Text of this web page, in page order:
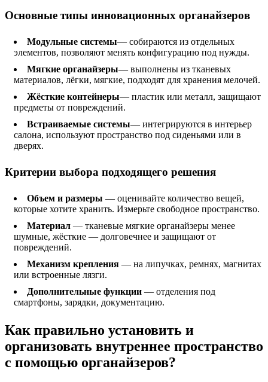
Основные типы инновационных органайзеров
Модульные системы— собираются из отдельных
элементов, позволяют менять конфигурацию под нужды.
Мягкие органайзеры— выполнены из тканевых
материалов, лёгки, мягкие, подходят для хранения мелочей.
Жёсткие контейнеры— пластик или металл, защищают
предметы от повреждений.
Встраиваемые системы— интегрируются в интерьер
салона, используют пространство под сиденьями или в
дверях.
Критерии выбора подходящего решения
Объем и размеры — оценивайте количество вещей,
которые хотите хранить. Измерьте свободное пространство.
Материал — тканевые мягкие органайзеры менее
шумные, жёсткие — долговечнее и защищают от
повреждений.
Механизм крепления — на липучках, ремнях, магнитах
или встроенные лязги.
Дополнительные функции — отделения под
смартфоны, зарядки, документацию.
Как правильно установить и
организовать внутреннее пространство
с помощью органайзеров?